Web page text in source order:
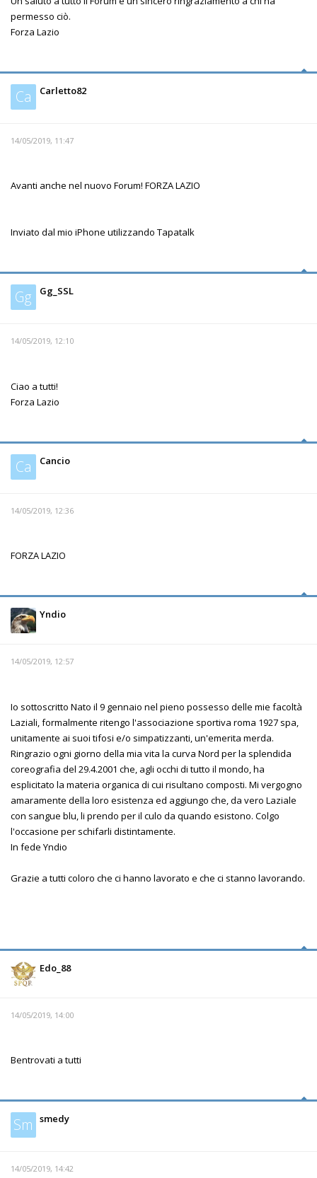
permesso ciò.
Forza Lazio
Ca Carletto82
14/05/2019, 11:47
Avanti anche nel nuovo Forum! FORZA LAZIO
Inviato dal mio iPhone utilizzando Tapatalk
Gg Gg_SSL
14/05/2019, 12:10
Ciao a tutti!
Forza Lazio
Ca Cancio
14/05/2019, 12:36
FORZA LAZIO
Yndio
14/05/2019, 12:57
Io sottoscritto Nato il 9 gennaio nel pieno possesso delle mie facoltà
Laziali, formalmente ritengo l'associazione sportiva roma 1927 spa,
unitamente ai suoi tifosi e/o simpatizzanti, un'emerita merda.
Ringrazio ogni giorno della mia vita la curva Nord per la splendida
coreografia del 29.4.2001 che, agli occhi di tutto il mondo, ha
esplicitato la materia organica di cui risultano composti. Mi vergogno
amaramente della loro esistenza ed aggiungo che, da vero Laziale
con sangue blu, li prendo per il culo da quando esistono. Colgo
l'occasione per schifarli distintamente.
In fede Yndio
Grazie a tutti coloro che ci hanno lavorato e che ci stanno lavorando.
Edo_88
14/05/2019, 14:00
Bentrovati a tutti
Sm smedy
14/05/2019, 14:42